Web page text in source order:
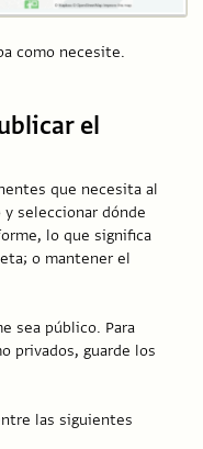
como necesite.
el
que necesita al
y seleccionar dónde
lo que significa
o mantener el
sea público. Para
privados, guarde los
las siguientes